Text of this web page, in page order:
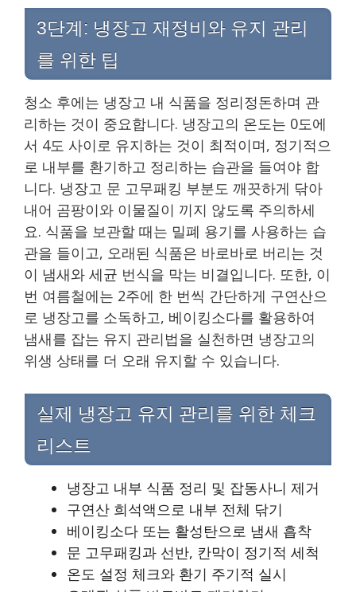
3단계: 냉장고 재정비와 유지 관리
를 위한 팁
청소 후에는 냉장고 내 식품을 정리정돈하며 관
리하는 것이 중요합니다. 냉장고의 온도는 0도에
서 4도 사이로 유지하는 것이 최적이며, 정기적으
로 내부를 환기하고 정리하는 습관을 들여야 합
니다. 냉장고 문 고무패킹 부분도 깨끗하게 닦아
내어 곰팡이와 이물질이 끼지 않도록 주의하세
요. 식품을 보관할 때는 밀폐 용기를 사용하는 습
관을 들이고, 오래된 식품은 바로바로 버리는 것
이 냄새와 세균 번식을 막는 비결입니다. 또한, 이
번 여름철에는 2주에 한 번씩 간단하게 구연산으
로 냉장고를 소독하고, 베이킹소다를 활용하여
냄새를 잡는 유지 관리법을 실천하면 냉장고의
위생 상태를 더 오래 유지할 수 있습니다.
실제 냉장고 유지 관리를 위한 체크
리스트
냉장고 내부 식품 정리 및 잡동사니 제거
구연산 희석액으로 내부 전체 닦기
베이킹소다 또는 활성탄으로 냄새 흡착
문 고무패킹과 선반, 칸막이 정기적 세척
온도 설정 체크와 환기 주기적 실시